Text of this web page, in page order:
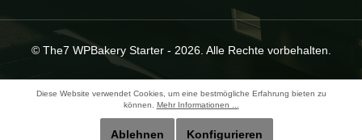
© The7 WPBakery Starter - 2026. Alle Rechte vorbehalten.
Diese Website verwendet Cookies, um eine bestmögliche Erfahrung bieten zu
können. Mehr Informationen ...
Ablehnen Konfigurieren